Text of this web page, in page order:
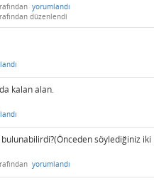
yorumlandı
düzenlendi
kalan alan.
söylediğiniz iki
yorumlandı